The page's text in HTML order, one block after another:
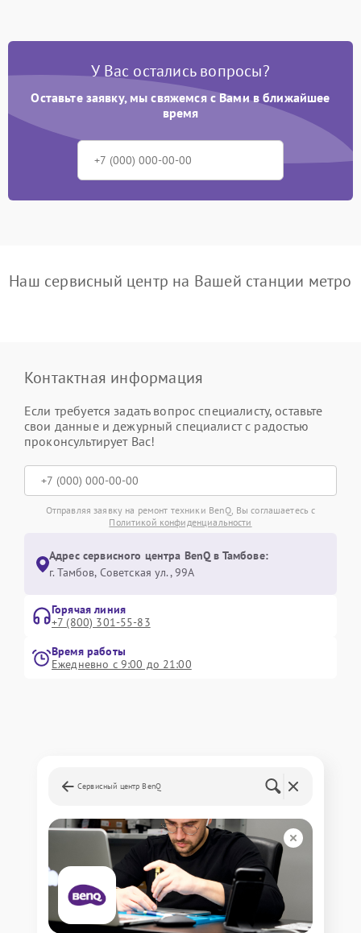
У Вас остались вопросы?
Оставьте заявку, мы свяжемся с Вами в ближайшее
время
Наш сервисный центр на Вашей станции метро
Контактная информация
Если требуется задать вопрос специалисту, оставьте
свои данные и дежурный специалист с радостью
проконсультирует Вас!
Отправляя заявку на ремонт техники BenQ, Вы соглашаетесь с
Политикой конфиденциальности
Адрес сервисного центра BenQ в Тамбове:
г. Тамбов, Советская ул., 99А
Горячая линия
+7 (800) 301-55-83
Время работы
Ежедневно с 9:00 до 21:00
Сервисный центр BenQ